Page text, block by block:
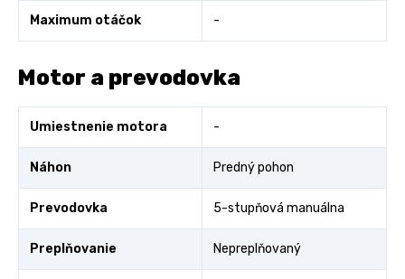
Maximum otáčok -
Motor a prevodovka
Umiestnenie motora -
Náhon Predný pohon
Prevodovka 5-stupňová manuálna
Preplňovanie Nepreplňovaný